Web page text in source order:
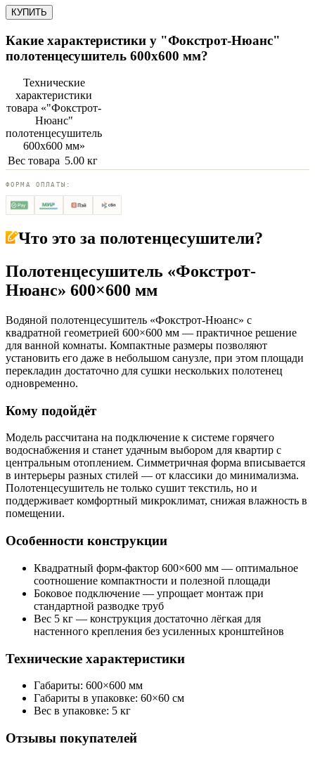
КУПИТЬ
Какие характеристики у "Фокстрот-Нюанс"
полотенцесушитель 600х600 мм?
Технические
характеристики
товара «"Фокстрот-
Нюанс"
полотенцесушитель
600х600 мм»
Вес товара 5.00 кг
ФОРМА ОПЛАТЫ:
Что это за полотенцесушители?
Полотенцесушитель «Фокстрот-
Нюанс» 600×600 мм
Водяной полотенцесушитель «Фокстрот-Нюанс» с
квадратной геометрией 600×600 мм — практичное решение
для ванной комнаты. Компактные размеры позволяют
установить его даже в небольшом санузле, при этом площади
перекладин достаточно для сушки нескольких полотенец
одновременно.
Кому подойдёт
Модель рассчитана на подключение к системе горячего
водоснабжения и станет удачным выбором для квартир с
центральным отоплением. Симметричная форма вписывается
в интерьеры разных стилей — от классики до минимализма.
Полотенцесушитель не только сушит текстиль, но и
поддерживает комфортный микроклимат, снижая влажность в
помещении.
Особенности конструкции
Квадратный форм-фактор 600×600 мм — оптимальное
соотношение компактности и полезной площади
Боковое подключение — упрощает монтаж при
стандартной разводке труб
Вес 5 кг — конструкция достаточно лёгкая для
настенного крепления без усиленных кронштейнов
Технические характеристики
Габариты: 600×600 мм
Габариты в упаковке: 60×60 см
Вес в упаковке: 5 кг
Отзывы покупателей